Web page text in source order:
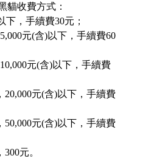
貓收費方式：
下，手續費30元；
元(含)以下，手續費60
元(含)以下，手續費
20,000元(含)以下，手續費
50,000元(含)以下，手續費